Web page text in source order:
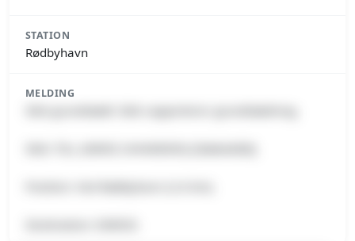
STATION
Rødbyhavn
MELDING